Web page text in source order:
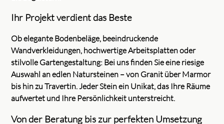
Ihr Projekt verdient das Beste
Ob elegante Bodenbeläge, beeindruckende
Wandverkleidungen, hochwertige Arbeitsplatten oder
stilvolle Gartengestaltung: Bei uns finden Sie eine riesige
Auswahl an edlen Natursteinen – von Granit über Marmor
bis hin zu Travertin. Jeder Stein ein Unikat, das Ihre Räume
aufwertet und Ihre Persönlichkeit unterstreicht.
Von der Beratung bis zur perfekten Umsetzung